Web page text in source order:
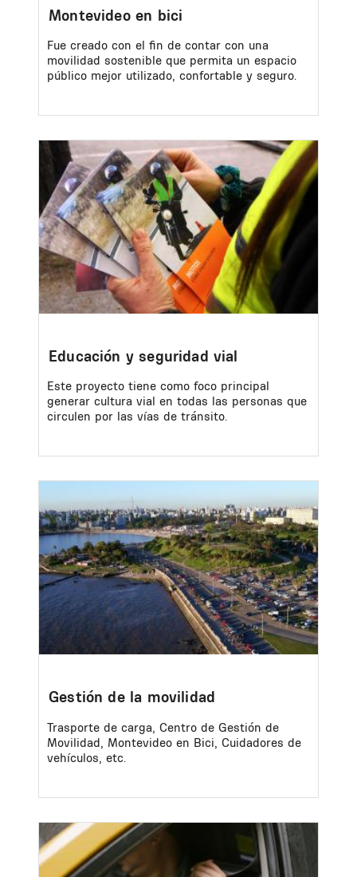
Montevideo en bici
Fue creado con el fin de contar con una
movilidad sostenible que permita un espacio
público mejor utilizado, confortable y seguro.
Image
Educación y seguridad vial
Este proyecto tiene como foco principal
generar cultura vial en todas las personas que
circulen por las vías de tránsito.
Gestión de la movilidad
Trasporte de carga, Centro de Gestión de
Movilidad, Montevideo en Bici, Cuidadores de
vehículos, etc.
Image